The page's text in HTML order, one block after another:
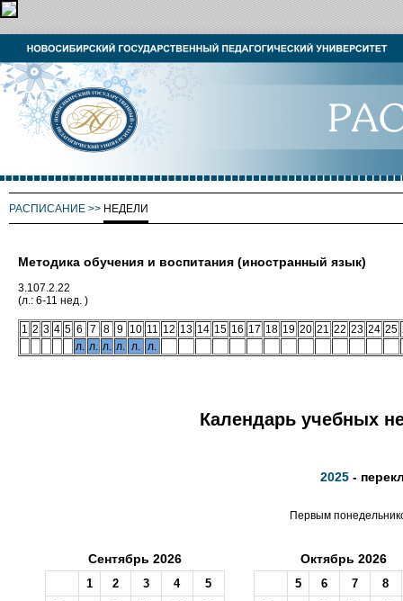
РАСПИСАНИЕ >> НЕДЕЛИ
Методика обучения и воспитания (иностранный язык)
3.107.2.22
(л.: 6-11 нед. )
1 2 3 4 5 6 7 8 9 10 11 12 13 14 15 16 17 18 19 20 21 22 23 24 25
л. л. л. л. л. л.
Календарь учебных
2025 -
Первым
Сентябрь 2026
1 2 3 4
5
Октябрь 2026
5 6 7
8